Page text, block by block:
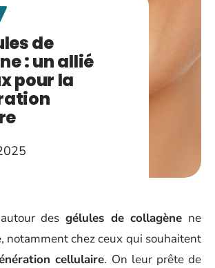
de
: un allié
pour la
des gélules de collagène ne
notamment chez ceux qui souhaitent
cellulaire. On leur prête de